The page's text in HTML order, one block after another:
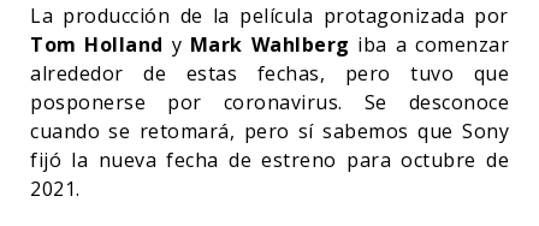
La producción de la película protagonizada por
Tom Holland y Mark Wahlberg iba a comenzar
alrededor de estas fechas, pero tuvo que
posponerse por coronavirus. Se desconoce
cuando se retomará, pero sí sabemos que Sony
fijó la nueva fecha de estreno para octubre de
2021.